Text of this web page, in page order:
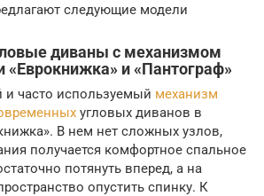
следующие модели
диваны с механизмом
«Еврокнижка» и «Пантограф»
часто используемый механизм
угловых диванов в
В нем нет сложных узлов,
получается комфортное спальное
потянуть вперед, а на
опустить спинку. К